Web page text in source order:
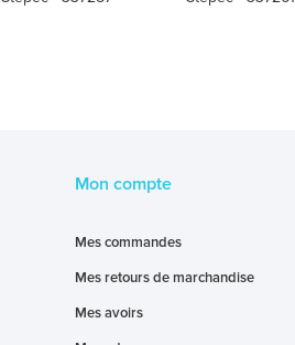
Mon compte
Mes commandes
Mes retours de marchandise
Mes avoirs